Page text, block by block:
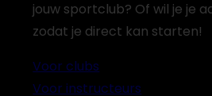
Vind
een
jouw sportclub? Of wil je je
zodat je direct kan starten!
Voor clubs
Voor instructeurs